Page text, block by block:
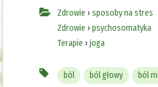
Zdrowie › sposoby na stres
Zdrowie › psychosomatyka
Terapie › joga
ból ból głowy ból